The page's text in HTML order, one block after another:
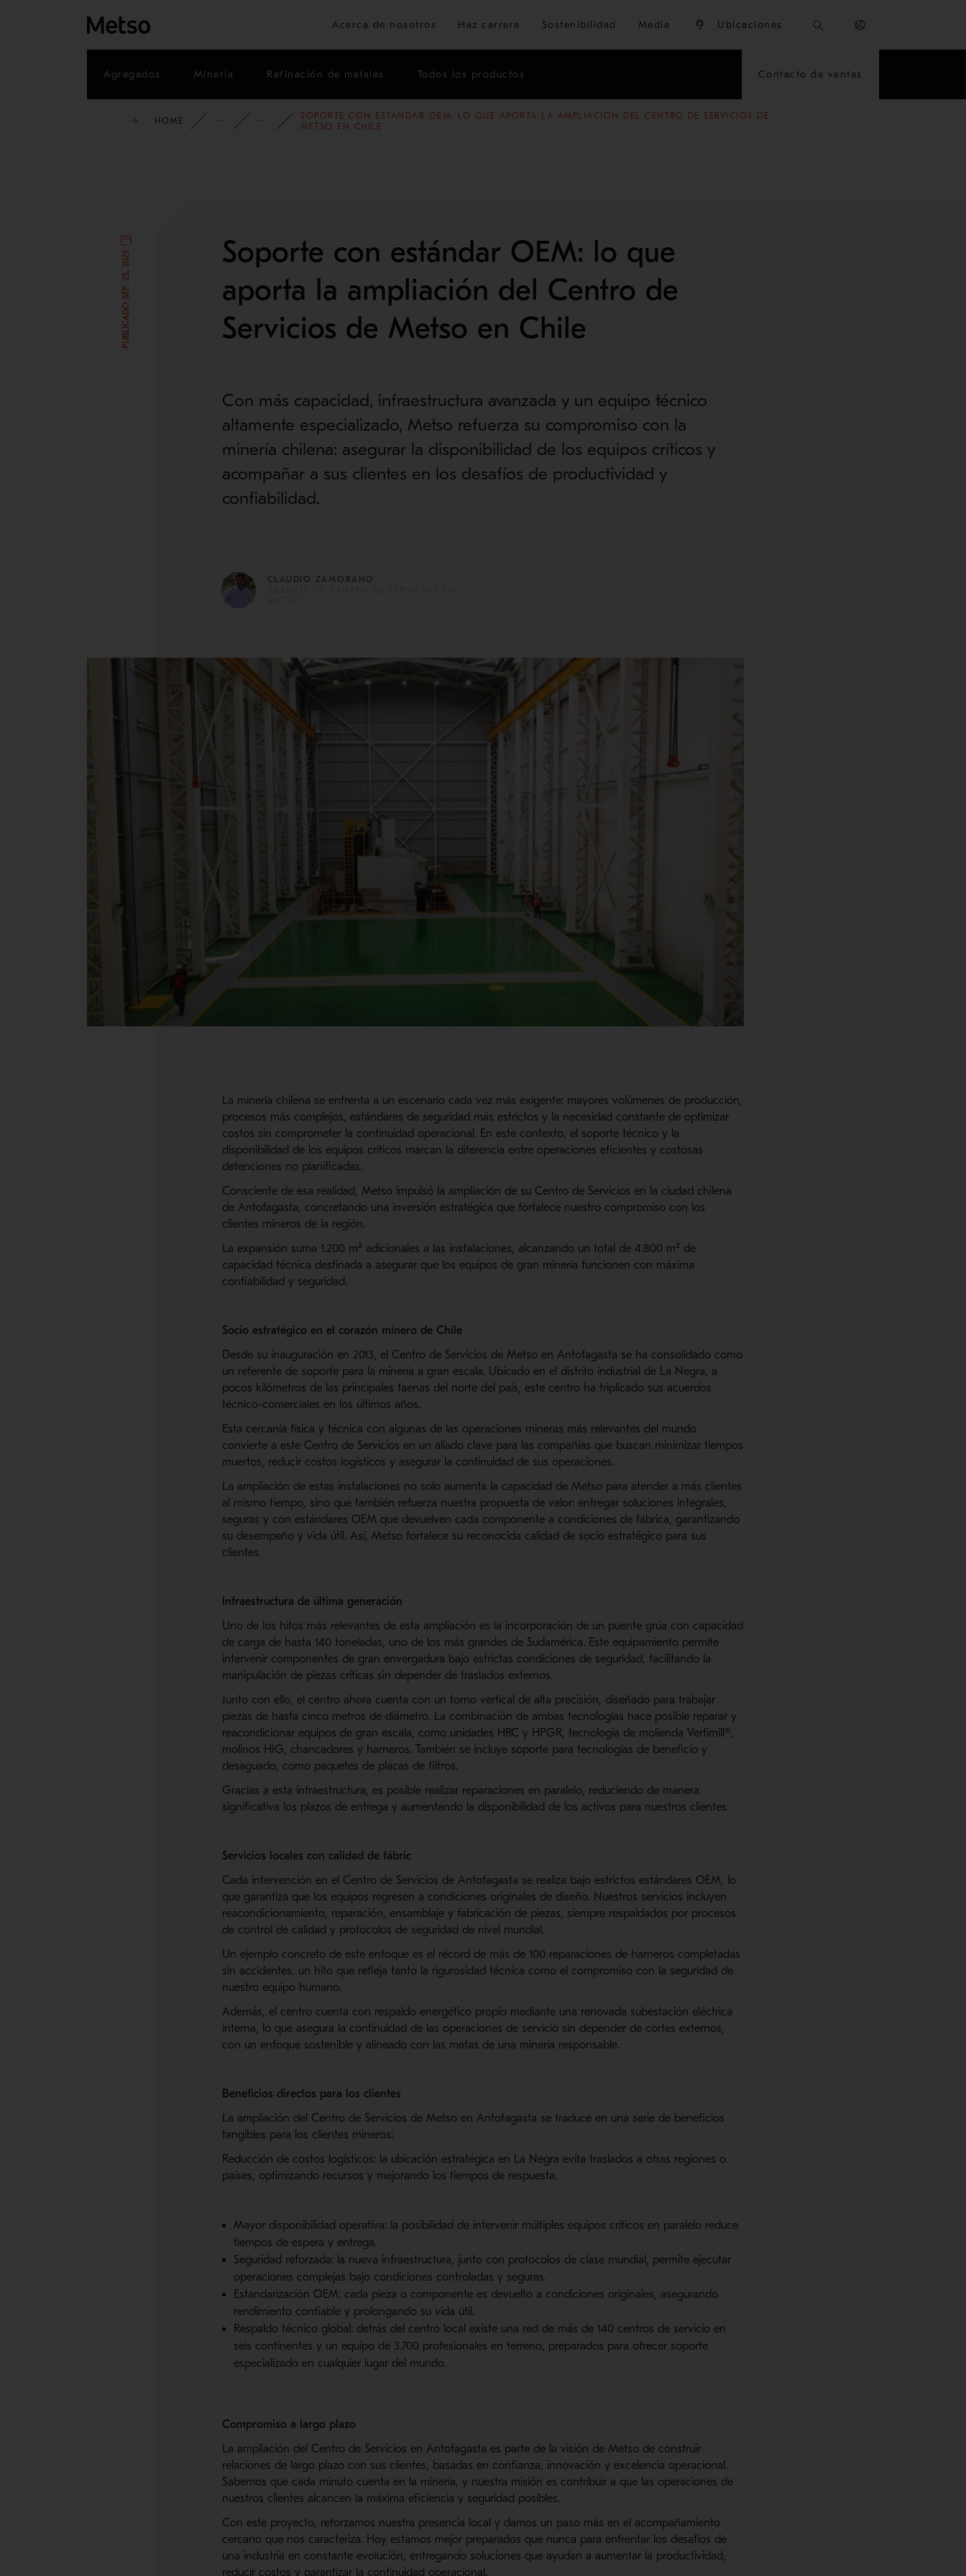
Ir al contenido principal
Acerca de nosotros Haz carrera Sostenibilidad Media Ubicaciones
Agregados Minería Refinación de metales Todos los productos Contacto de ventas
HOME INFORMACIÓN
BLOG
SOPORTE CON ESTÁNDAR OEM: LO QUE APORTA LA AMPLIACIÓN DEL CENTRO DE SERVICIOS DE
METSO EN CHILE
PUBLICADO SEP. 23, 2025
Soporte con estándar OEM: lo que
aporta la ampliación del Centro de
Servicios de Metso en Chile
Con más capacidad, infraestructura avanzada y un equipo técnico
altamente especializado, Metso refuerza su compromiso con la
minería chilena: asegurar la disponibilidad de los equipos críticos y
acompañar a sus clientes en los desafíos de productividad y
confiabilidad.
CLAUDIO ZAMORANO
La minería chilena se enfrenta a un escenario cada vez más exigente: mayores volúmenes de producción,
procesos más complejos, estándares de seguridad más estrictos y la necesidad constante de optimizar
costos sin comprometer la continuidad operacional. En este contexto, el soporte técnico y la
disponibilidad de los equipos críticos marcan la diferencia entre operaciones eficientes y costosas
detenciones no planificadas.
Consciente de esa realidad, Metso impulsó la ampliación de su Centro de Servicios en la ciudad chilena
de Antofagasta, concretando una inversión estratégica que fortalece nuestro compromiso con los
clientes mineros de la región.
La expansión suma 1.200 m² adicionales a las instalaciones, alcanzando un total de 4.800 m² de
capacidad técnica destinada a asegurar que los equipos de gran minería funcionen con máxima
confiabilidad y seguridad.
Socio estratégico en el corazón minero de Chile
Desde su inauguración en 2013, el Centro de Servicios de Metso en Antofagasta se ha consolidado como
un referente de soporte para la minería a gran escala. Ubicado en el distrito industrial de La Negra, a
pocos kilómetros de las principales faenas del norte del país, este centro ha triplicado sus acuerdos
técnico-comerciales en los últimos años.
Esta cercanía física y técnica con algunas de las operaciones mineras más relevantes del mundo
convierte a este Centro de Servicios en un aliado clave para las compañías que buscan minimizar tiempos
muertos, reducir costos logísticos y asegurar la continuidad de sus operaciones.
La ampliación de estas instalaciones no solo aumenta la capacidad de Metso para atender a más clientes
al mismo tiempo, sino que también refuerza nuestra propuesta de valor: entregar soluciones integrales,
seguras y con estándares OEM que devuelven cada componente a condiciones de fábrica, garantizando
su desempeño y vida útil. Así, Metso fortalece su reconocida calidad de socio estratégico para sus
clientes.
Infraestructura de última generación
Uno de los hitos más relevantes de esta ampliación es la incorporación de un puente grúa con capacidad
de carga de hasta 140 toneladas, uno de los más grandes de Sudamérica. Este equipamiento permite
intervenir componentes de gran envergadura bajo estrictas condiciones de seguridad, facilitando la
manipulación de piezas críticas sin depender de traslados externos.
Junto con ello, el centro ahora cuenta con un torno vertical de alta precisión, diseñado para trabajar
piezas de hasta cinco metros de diámetro. La combinación de ambas tecnologías hace posible reparar y
reacondicionar equipos de gran escala, como unidades HRC y HPGR, tecnología de molienda Vertimill®,
molinos HIG, chancadores y harneros. También se incluye soporte para tecnologías de beneficio y
desaguado, como paquetes de placas de filtros.
Gracias a esta infraestructura, es posible realizar reparaciones en paralelo, reduciendo de manera
significativa los plazos de entrega y aumentando la disponibilidad de los activos para nuestros clientes.
Servicios locales con calidad de fábric
Cada intervención en el Centro de Servicios de Antofagasta se realiza bajo estrictos estándares OEM, lo
que garantiza que los equipos regresen a condiciones originales de diseño. Nuestros servicios incluyen
reacondicionamiento, reparación, ensamblaje y fabricación de piezas, siempre respaldados por procesos
de control de calidad y protocolos de seguridad de nivel mundial.
Un ejemplo concreto de este enfoque es el récord de más de 100 reparaciones de harneros completadas
sin accidentes, un hito que refleja tanto la rigurosidad técnica como el compromiso con la seguridad de
nuestro equipo humano.
Además, el centro cuenta con respaldo energético propio mediante una renovada subestación eléctrica
interna, lo que asegura la continuidad de las operaciones de servicio sin depender de cortes externos,
con un enfoque sostenible y alineado con las metas de una minería responsable.
Beneficios directos para los clientes
La ampliación del Centro de Servicios de Metso en Antofagasta se traduce en una serie de beneficios
tangibles para los clientes mineros:
Reducción de costos logísticos: la ubicación estratégica en La Negra evita traslados a otras regiones o
países, optimizando recursos y mejorando los tiempos de respuesta.
Mayor disponibilidad operativa: la posibilidad de intervenir múltiples equipos críticos en paralelo reduce
tiempos de espera y entrega.
Seguridad reforzada: la nueva infraestructura, junto con protocolos de clase mundial, permite ejecutar
operaciones complejas bajo condiciones controladas y seguras.
Estandarización OEM: cada pieza o componente es devuelto a condiciones originales, asegurando
rendimiento confiable y prolongando su vida útil.
Respaldo técnico global: detrás del centro local existe una red de más de 140 centros de servicio en
seis continentes y un equipo de 3.700 profesionales en terreno, preparados para ofrecer soporte
especializado en cualquier lugar del mundo.
Compromiso a largo plazo
La ampliación del Centro de Servicios en Antofagasta es parte de la visión de Metso de construir
relaciones de largo plazo con sus clientes, basadas en confianza, innovación y excelencia operacional.
Sabemos que cada minuto cuenta en la minería, y nuestra misión es contribuir a que las operaciones de
nuestros clientes alcancen la máxima eficiencia y seguridad posibles.
Con este proyecto, reforzamos nuestra presencia local y damos un paso más en el acompañamiento
cercano que nos caracteriza. Hoy estamos mejor preparados que nunca para enfrentar los desafíos de
una industria en constante evolución, entregando soluciones que ayudan a aumentar la productividad,
reducir costos y garantizar la continuidad operacional.